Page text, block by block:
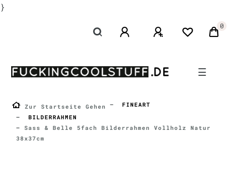
}
0
☰
Zur Startseite Gehen
FINEART
BILDERRAHMEN
Sass & Belle 5fach Bilderrahmen Vollholz Natur
38x37cm